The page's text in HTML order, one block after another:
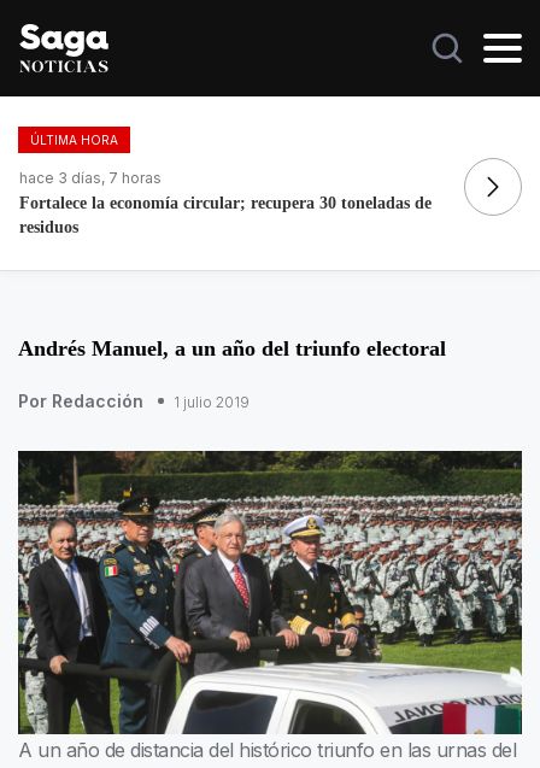
ÚLTIMA HORA
hace 3 días, 7 horas
Fortalece la economía circular; recupera 30 toneladas de
residuos
Andrés Manuel, a un año del triunfo electoral
Por Redacción 1 julio 2019
A un año de distancia del histórico triunfo en las urnas del